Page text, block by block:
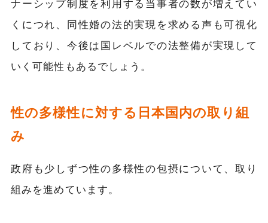
ナーシップ制度を利用する当事者の数が増えてい
くにつれ、同性婚の法的実現を求める声も可視化
しており、今後は国レベルでの法整備が実現して
いく可能性もあるでしょう。
性の多様性に対する日本国内の取り組
み
政府も少しずつ性の多様性の包摂について、取り
組みを進めています。